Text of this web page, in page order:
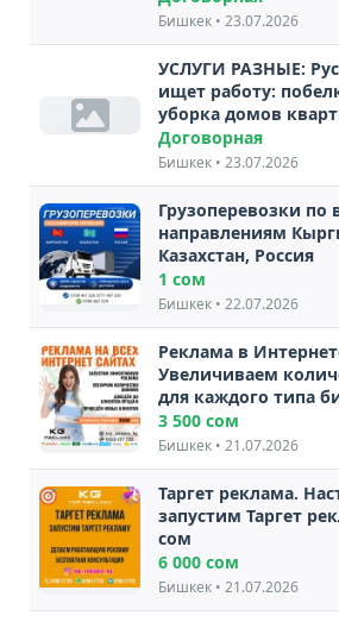
Бишкек • 23.07.2026
УСЛУГИ РАЗНЫЕ:
ищет работу:
уборка домов
Договорная
Бишкек • 23.07.2026
Грузоперевозки по
направлениям
Казахстан, Россия
1 сом
Бишкек • 22.07.2026
Реклама в
Увеличиваем
для каждого типа
3500 сом в месяц
3 500 сом
Бишкек • 21.07.2026
Таргет реклама. Настроим и
запустим Таргет
сом
6 000 сом
Бишкек • 21.07.2026